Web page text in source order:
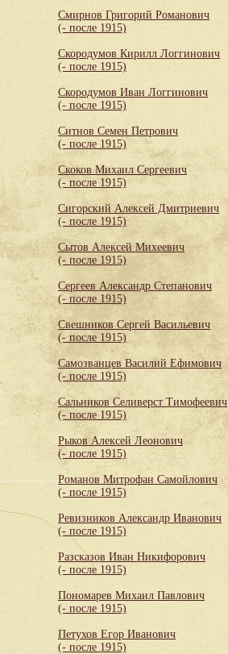
Смирнов Григорий Романович
(- после 1915)
Скородумов Кирилл Логгинович
(- после 1915)
Скородумов Иван Логгинович
(- после 1915)
Ситнов Семен Петрович
(- после 1915)
Скоков Михаил Сергеевич
(- после 1915)
Сигорский Алексей Дмитриевич
(- после 1915)
Сытов Алексей Михеевич
(- после 1915)
Сергеев Александр Степанович
(- после 1915)
Свешников Сергей Васильевич
(- после 1915)
Самозванцев Василий Ефимович
(- после 1915)
Сальников Селиверст Тимофеевич
(- после 1915)
Рыков Алексей Леонович
(- после 1915)
Романов Митрофан Самойлович
(- после 1915)
Ревизников Александр Иванович
(- после 1915)
Разсказов Иван Никифорович
(- после 1915)
Пономарев Михаил Павлович
(- после 1915)
Петухов Егор Иванович
(- после 1915)